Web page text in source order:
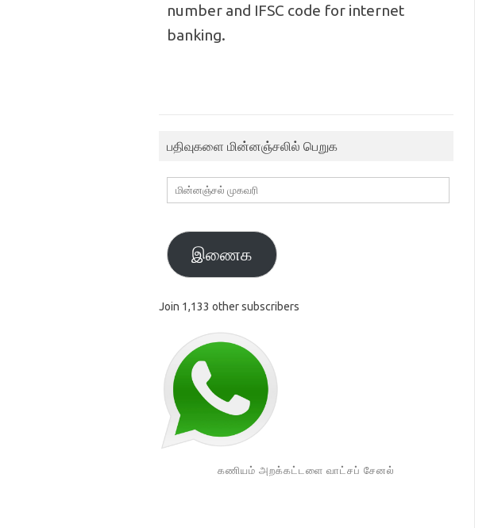
number and IFSC code for internet
banking.
பதிவுகளை மின்னஞ்சலில் பெறுக
மின்னஞ்சல்
முகவரி
இணைக
Join 1,133 other subscribers
கணியம் அறக்கட்டளை வாட்சப் சேனல்